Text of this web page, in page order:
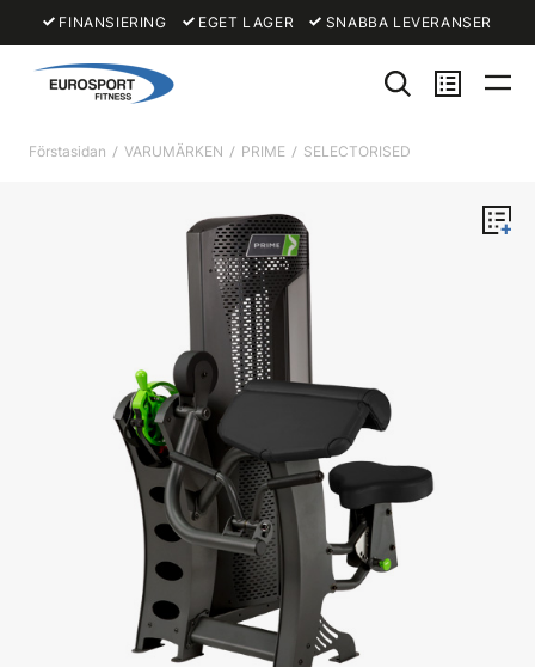
FINANSIERING EGET LAGER SNABBA LEVERANSER
Förstasidan VARUMÄRKEN PRIME SELECTORISED